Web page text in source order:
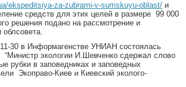
ekspeditsiya-za-zubrami-v-sumskuyu-oblast/ и
средств для этих целей в размере 99 000
решения подано на рассмотрение и
30 в Информагенстве УНИАН состоялась
“Министр экологии И.Шевченко сдержал слово
рубки в заповедниках и заповедных
Экоправо-Киев и Киевский эколого-